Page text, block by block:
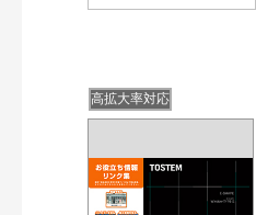
高拡大率対応